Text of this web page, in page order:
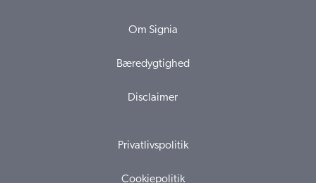
Om Signia
Bæredygtighed
Disclaimer
Privatlivspolitik
Cookiepolitik